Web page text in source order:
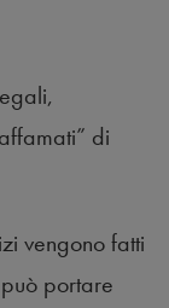
di
vengono fatti
portare